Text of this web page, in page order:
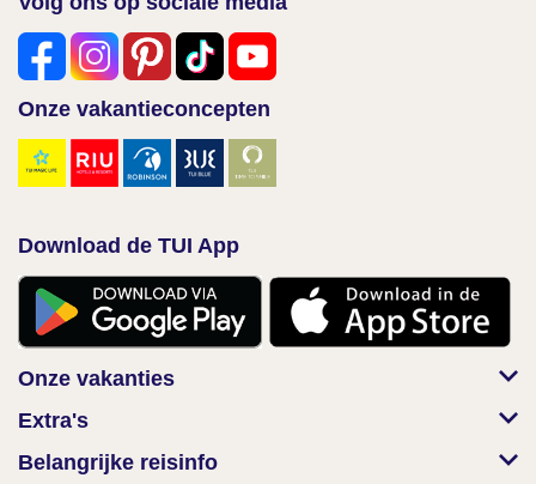
Onze vakantieconcepten
Download de TUI App
Onze vakanties
Extra's
Belangrijke reisinfo